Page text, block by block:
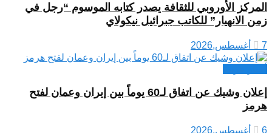
المركز الأوروبي للثقافة يصدر كتابه الموسوم “رجل في
زمن الانهيار” للكاتب جبرائيل نيكولاي
7 أغسطس,2026
إعلان وشيك عن اتفاق لـ60 يوماً بين إيران وعمان لفتح
هرمز
6 أغسطس,2026